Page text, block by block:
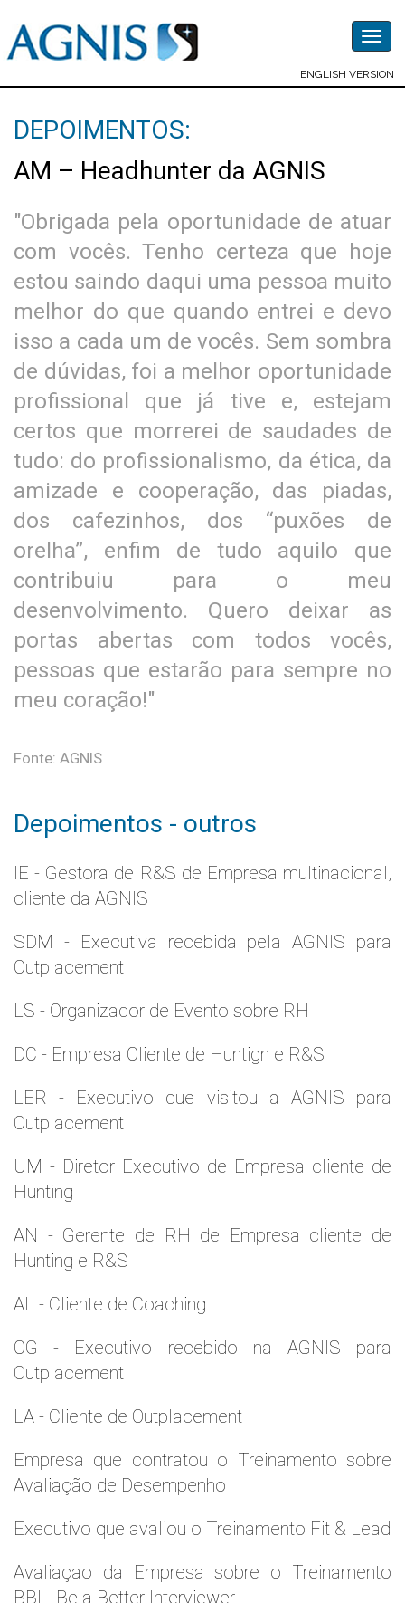
ENGLISH VERSION
DEPOIMENTOS:
AM – Headhunter da AGNIS
"Obrigada pela oportunidade de atuar
com vocês. Tenho certeza que hoje
estou saindo daqui uma pessoa muito
melhor do que quando entrei e devo
isso a cada um de vocês. Sem sombra
de dúvidas, foi a melhor oportunidade
profissional que já tive e, estejam
certos que morrerei de saudades de
tudo: do profissionalismo, da ética, da
amizade e cooperação, das piadas,
dos cafezinhos, dos “puxões de
orelha”, enfim de tudo aquilo que
contribuiu para o meu
desenvolvimento. Quero deixar as
portas abertas com todos vocês,
pessoas que estarão para sempre no
meu coração!"
Fonte: AGNIS
Depoimentos - outros
IE - Gestora de R&S de Empresa multinacional,
cliente da AGNIS
SDM - Executiva recebida pela AGNIS para
Outplacement
LS - Organizador de Evento sobre RH
DC - Empresa Cliente de Huntign e R&S
LER - Executivo que visitou a AGNIS para
Outplacement
UM - Diretor Executivo de Empresa cliente de
Hunting
AN - Gerente de RH de Empresa cliente de
Hunting e R&S
AL - Cliente de Coaching
CG - Executivo recebido na AGNIS para
Outplacement
LA - Cliente de Outplacement
Empresa que contratou o Treinamento sobre
Avaliação de Desempenho
Executivo que avaliou o Treinamento Fit & Lead
Avaliaçao da Empresa sobre o Treinamento
BBI - Be a Better Interviewer